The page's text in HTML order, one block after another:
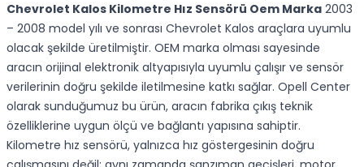
Chevrolet Kalos Kilometre Hız Sensörü Oem Marka 2003
– 2008 model yılı ve sonrası Chevrolet Kalos araçlara uyumlu
olacak şekilde üretilmiştir. OEM marka olması sayesinde
aracın orijinal elektronik altyapısıyla uyumlu çalışır ve sensör
verilerinin doğru şekilde iletilmesine katkı sağlar. Opell Center
olarak sunduğumuz bu ürün, aracın fabrika çıkış teknik
özelliklerine uygun ölçü ve bağlantı yapısına sahiptir.
Kilometre hız sensörü, yalnızca hız göstergesinin doğru